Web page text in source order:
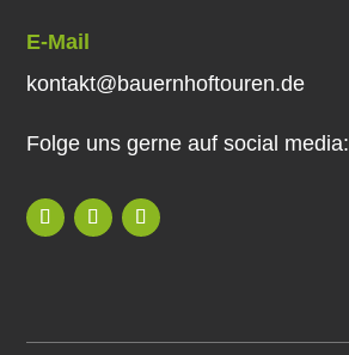
E-Mail
kontakt@bauernhoftouren.de
Folge uns gerne auf social media: